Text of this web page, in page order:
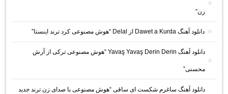
زن”
دانلود آهنگ Dawet a Kurda از Delal “هوش مصنوعی کرد ترند اینستا”
دانلود آهنگ Yavaş Yavaş Derin Derin “هوش مصنوعی ترکی از آرش
محسنی”
دانلود آهنگ ساغرم شکست ای ساقی “هوش مصنوعی با صدای زن ترند جدید